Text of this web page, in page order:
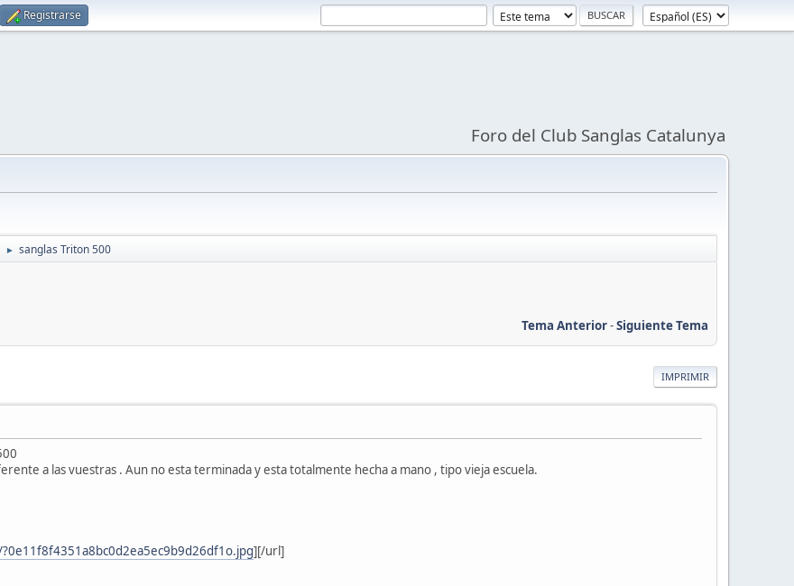
Registrarse
Foro del Club Sanglas Catalunya
► sanglas Triton 500
Tema Anterior-Siguiente Tema
IMPRIMIR
a las vuestras . Aun no esta terminada y esta totalmente hecha a mano , tipo vieja escuela.
][/url]